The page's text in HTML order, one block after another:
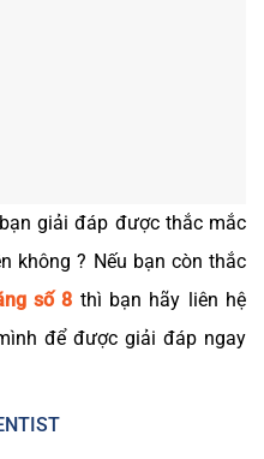
giải đáp được thắc mắc
không ? Nếu bạn còn thắc
số 8 thì bạn hãy liên hệ
để được giải đáp ngay